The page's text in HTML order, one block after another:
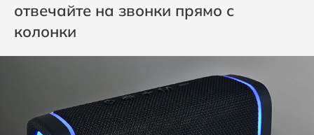
отвечайте на звонки прямо с
колонки